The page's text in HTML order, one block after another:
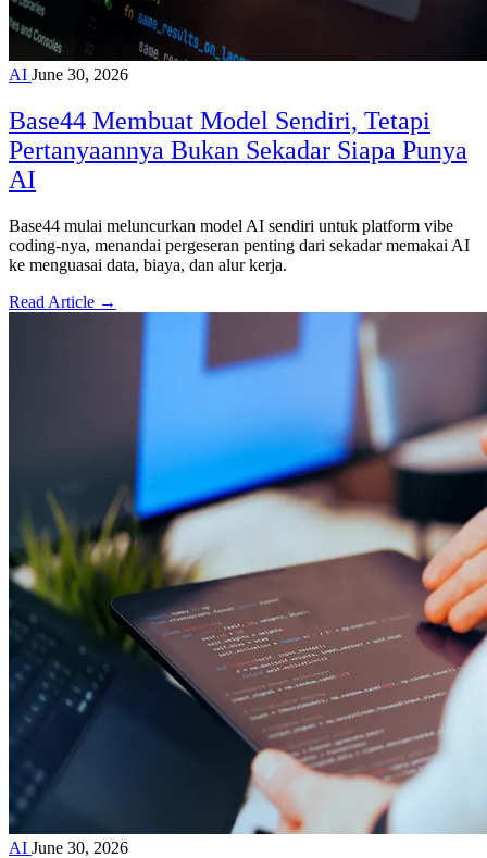
AI June 30, 2026
Base44 Membuat Model Sendiri, Tetapi
Pertanyaannya Bukan Sekadar Siapa Punya
AI
Base44 mulai meluncurkan model AI sendiri untuk platform vibe
coding-nya, menandai pergeseran penting dari sekadar memakai AI
ke menguasai data, biaya, dan alur kerja.
Read Article →
AI June 30, 2026